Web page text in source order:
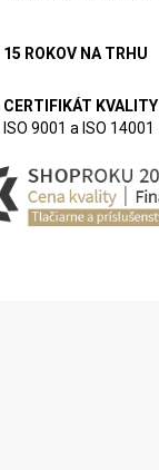
15 ROKOV NA TRHU
CERTIFIKÁT KVALITY
ISO 9001 a ISO 14001